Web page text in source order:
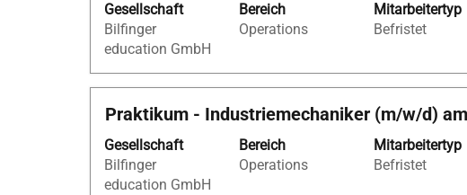
Gesellschaft
Bilfinger
education GmbH
Bereich
Operations
Mitarbeitertyp
Befristet
die
Leertaste,
um
die
Stelleninformationen
vollständig
Stellenbezeichnung
Praktikum - Industriemechaniker (m/w/d)
Gesellschaft
Bilfinger
education GmbH
Bereich
Operations
Mitarbeitertyp
Befristet
Drücken
die
Leertaste,
um